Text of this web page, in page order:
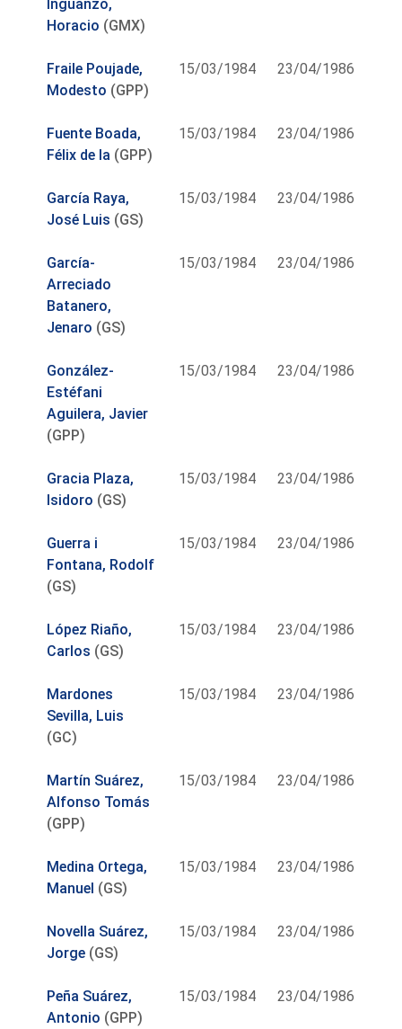
Inguanzo,
Horacio (GMX)
Fraile Poujade,
Modesto (GPP)
15/03/1984 23/04/1986
Fuente Boada,
Félix de la (GPP)
15/03/1984 23/04/1986
García Raya,
José Luis (GS)
15/03/1984 23/04/1986
García-
Arreciado
Batanero,
Jenaro (GS)
15/03/1984 23/04/1986
González-
Estéfani
Aguilera, Javier
(GPP)
15/03/1984 23/04/1986
Gracia Plaza,
Isidoro (GS)
15/03/1984 23/04/1986
Guerra i
Fontana, Rodolf
(GS)
15/03/1984 23/04/1986
López Riaño,
Carlos (GS)
15/03/1984 23/04/1986
Mardones
Sevilla, Luis
(GC)
15/03/1984 23/04/1986
Martín Suárez,
Alfonso Tomás
(GPP)
15/03/1984 23/04/1986
Medina Ortega,
Manuel (GS)
15/03/1984 23/04/1986
Novella Suárez,
Jorge (GS)
15/03/1984 23/04/1986
Peña Suárez,
Antonio (GPP)
15/03/1984 23/04/1986